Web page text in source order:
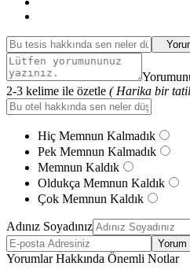
2-3 kelime ile özetle ( Harika bir
Hiç Memnun Kalmadık
Pek Memnun Kalmadık
Memnun Kaldık
Oldukça Memnun Kaldık
Çok Memnun Kaldık
Adınız Soyadınız
Yorum
Yorumlar Hakkında Önemli Notlar